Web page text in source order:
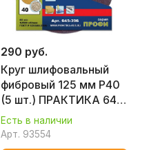
290 руб.
Круг шлифовальный
фибровый 125 мм Р40
(5 шт.) ПРАКТИКА 645-
396
Есть в наличии
Арт. 93554